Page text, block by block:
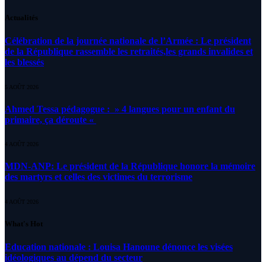
Actualités
Célébration de la journée nationale de l’Armée : Le président
de la République rassemble les retraités,les grands invalides et
les blessés
5 AOÛT 2026
Ahmed Tessa pédagogue : » 4 langues pour un enfant du
primaire, ça déroute «
4 AOÛT 2026
MDN-ANP: Le président de la République honore la mémoire
des martyrs et celles des victimes du terrorisme
4 AOÛT 2026
What's Hot
Education nationale : Louisa Hanoune dénonce les visées
idéologiques au dépend du secteur